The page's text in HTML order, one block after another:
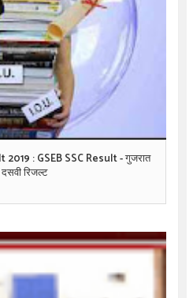
: GSEB SSC Result - गुजरात
दसवी रिजल्ट